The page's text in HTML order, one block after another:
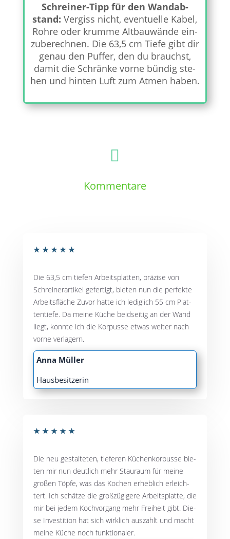
Schrei­ner-Tipp für den Wand­ab­
stand: Ver­giss nicht, even­tu­el­le Kabel,
Roh­re oder krum­me Alt­bau­wän­de ein­
zu­be­rech­nen. Die 63,5 cm Tie­fe gibt dir
genau den Puf­fer, den du brauchst,
damit die Schrän­ke vor­ne bün­dig ste­
hen und hin­ten Luft zum Atmen haben.

Kommentare
★ ★ ★ ★ ★
Die 63,5 cm tie­fen Arbeits­plat­ten, prä­zi­se von
Schrei­ner­ar­ti­kel gefer­tigt, bie­ten nun die per­fek­te
Arbeits­flä­che Zuvor hat­te ich ledig­lich 55 cm Plat­
ten­tie­fe. Da mei­ne Küche beid­sei­tig an der Wand
liegt, konn­te ich die Kor­pus­se etwas wei­ter nach
vor­ne verlagern.
Anna Mül­ler
Haus­be­sit­ze­rin
★ ★ ★ ★ ★
Die neu gestal­te­ten, tie­fe­ren Küchen­kor­pus­se bie­
ten mir nun deut­lich mehr Stau­raum für mei­ne
gro­ßen Töp­fe, was das Kochen erheb­lich erleich­
tert. Ich schät­ze die groß­zü­gi­ge­re Arbeits­plat­te, die
mir bei jedem Koch­vor­gang mehr Frei­heit gibt. Die­
se Inves­ti­ti­on hat sich wirk­lich aus­zahlt und macht
mei­ne Küche noch funktionaler.